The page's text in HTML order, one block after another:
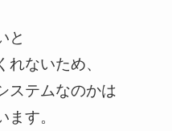
と
ないため、
ステムなのかは
す。